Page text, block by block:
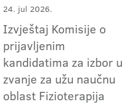
24. jul 2026.
Izvještaj Komisije o
prijavljenim
kandidatima za izbor u
zvanje za užu naučnu
oblast Fizioterapija